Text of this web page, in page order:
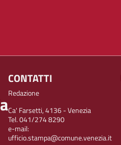
CONTATTI
Redazione
Ca' Farsetti, 4136 - Venezia
Tel. 041/274 8290
e-mail:
ufficio.stampa@comune.venezia.it